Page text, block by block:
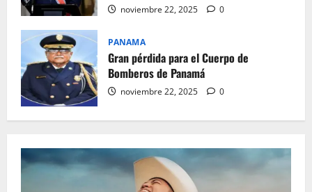
noviembre 22, 2025 0
PANAMA
Gran pérdida para el Cuerpo de
Bomberos de Panamá
noviembre 22, 2025 0